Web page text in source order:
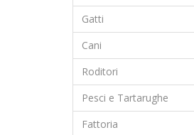
Gatti
Cani
Roditori
Pesci e Tartarughe
Fattoria